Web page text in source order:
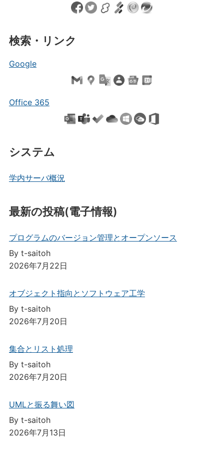
検索・リンク
Google
Office 365
システム
学内サーバ概況
最新の投稿(電子情報)
プログラムのバージョン管理とオープンソース
By t-saitoh
2026年7月22日
オブジェクト指向とソフトウェア工学
By t-saitoh
2026年7月20日
集合とリスト処理
By t-saitoh
2026年7月20日
UMLと振る舞い図
By t-saitoh
2026年7月13日